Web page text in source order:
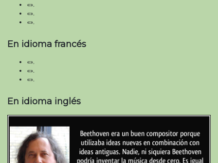
«».
«».
«».
En idioma francés
«».
«».
«».
En idioma inglés